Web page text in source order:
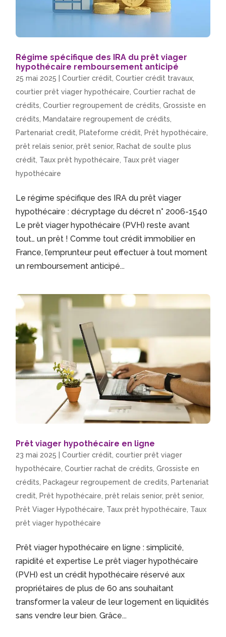
Régime spécifique des IRA du prêt viager
hypothécaire remboursement anticipé
25 mai 2025 |Courtier crédit,Courtier crédit travaux,
courtier prêt viager hypothécaire,Courtier rachat de
crédits,Courtier regroupement de crédits,Grossiste en
crédits, Mandataire regroupement de crédits,
Partenariat credit, Plateforme crédit, Prêt hypothécaire,
prêt relais senior,prêt senior, Rachat de soulte plus
crédit, Taux prêt hypothécaire, Taux prêt viager
hypothécaire
Le régime spécifique des IRA du prêt viager
hypothécaire : décryptage du décret n° 2006-1540
Le prêt viager hypothécaire (PVH) reste avant
tout… un prêt ! Comme tout crédit immobilier en
France, l’emprunteur peut effectuer à tout moment
un remboursement anticipé...
Prêt viager hypothécaire en ligne
23 mai 2025 |Courtier crédit,courtier prêt viager
hypothécaire,Courtier rachat de crédits,Grossiste en
crédits, Packageur regroupement de credits, Partenariat
credit, Prêt hypothécaire,prêt relais senior,prêt senior,
Prêt Viager Hypothécaire, Taux prêt hypothécaire, Taux
prêt viager hypothécaire
Prêt viager hypothécaire en ligne : simplicité,
rapidité et expertise Le prêt viager hypothécaire
(PVH) est un crédit hypothécaire réservé aux
propriétaires de plus de 60 ans souhaitant
transformer la valeur de leur logement en liquidités
sans vendre leur bien. Grâce...